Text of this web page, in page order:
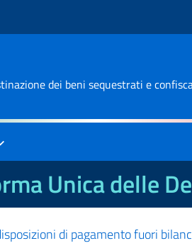
dei beni sequestrati e
Unica delle
di pagamento fuori